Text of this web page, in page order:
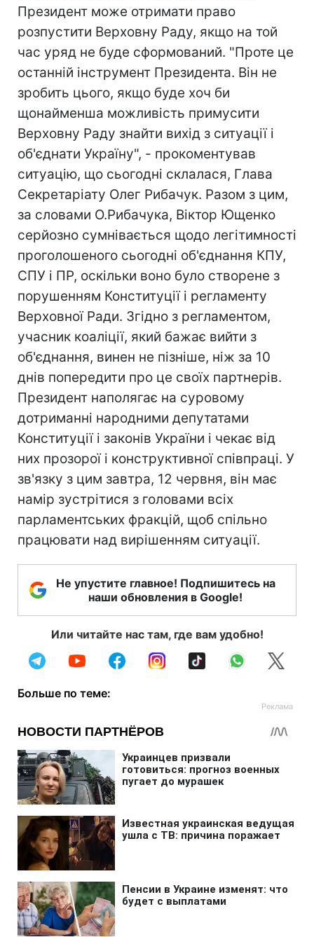
Президент може отримати право
розпустити Верховну Раду, якщо на той
час уряд не буде сформований. "Проте це
останній інструмент Президента. Він не
зробить цього, якщо буде хоч би
щонайменша можливість примусити
Верховну Раду знайти вихід з ситуації і
об'єднати Україну", - прокоментував
ситуацію, що сьогодні склалася, Глава
Секретаріату Олег Рибачук. Разом з цим,
за словами О.Рибачука, Віктор Ющенко
серйозно сумнівається щодо легітимності
проголошеного сьогодні об'єднання КПУ,
СПУ і ПР, оскільки воно було створене з
порушенням Конституції і регламенту
Верховної Ради. Згідно з регламентом,
учасник коаліції, який бажає вийти з
об'єднання, винен не пізніше, ніж за 10
днів попередити про це своїх партнерів.
Президент наполягає на суровому
дотриманні народними депутатами
Конституції і законів України і чекає від
них прозорої і конструктивної співпраці. У
зв'язку з цим завтра, 12 червня, він має
намір зустрітися з головами всіх
парламентських фракцій, щоб спільно
працювати над вирішенням ситуації.
Не упустите главное! Подпишитесь на
наши обновления в Google!
Или читайте нас там, где вам удобно!
Больше по теме: